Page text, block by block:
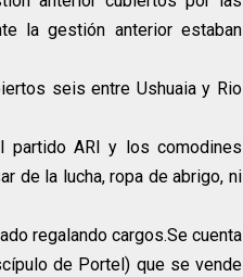
la gestión anterior estaban
seis entre Ushuaia y Rio
partido ARI y los comodines
de la lucha, ropa de abrigo, ni
regalando cargos.Se cuenta
de Portel) que se vende